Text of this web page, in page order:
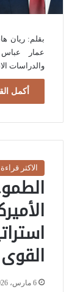
بقلم: ريان
عمار
والدراسات
أكمل
الاكثر قراءة
6 مارس، 2026